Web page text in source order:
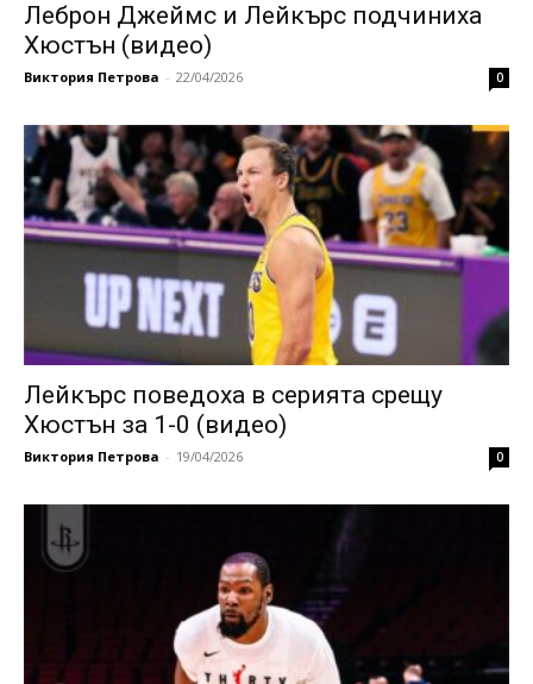
Леброн Джеймс и Лейкърс подчиниха
Хюстън (видео)
Виктория Петрова - 22/04/2026 0
Лейкърс поведоха в серията срещу
Хюстън за 1-0 (видео)
Виктория Петрова - 19/04/2026 0